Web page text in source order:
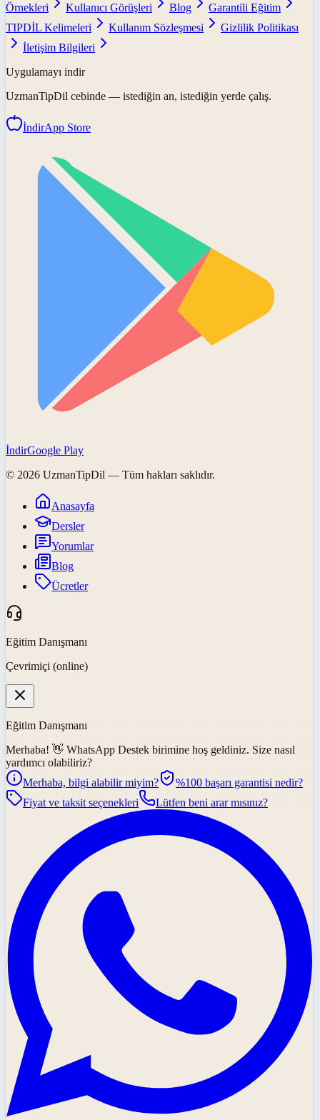
Örnekleri
Kullanıcı Görüşleri Blog
Garantili Eğitim
TIPDİL Kelimeleri
Kullanım Sözleşmesi
Gizlilik Politikası
İletişim Bilgileri
Uygulamayı indir
UzmanTipDil cebinde — istediğin an, istediğin yerde çalış.
İndirApp Store
İndirGoogle Play
© 2026 UzmanTipDil — Tüm hakları saklıdır.
Anasayfa
Dersler
Yorumlar
Blog
Ücretler
Eğitim Danışmanı
Çevrimiçi (online)
Eğitim Danışmanı
Merhaba! 👋 WhatsApp Destek birimine hoş geldiniz. Size nasıl
yardımcı olabiliriz?
Merhaba, bilgi alabilir miyim?
%100 başarı garantisi nedir?
Fiyat ve taksit seçenekleri
Lütfen beni arar mısınız?